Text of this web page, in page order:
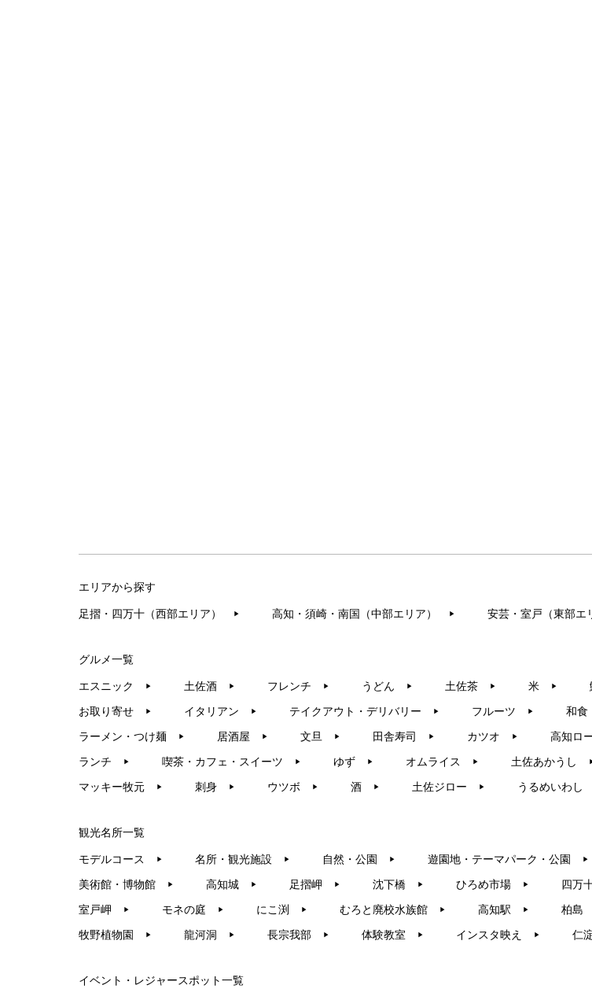
エリアから探す
足摺・四万十（西部エリア） ▶︎ 高知・須崎・南国（中部エリア） ▶︎ 安芸・室戸（東部エ
グルメ一覧
エスニック ▶︎ 土佐酒 ▶︎ フレンチ ▶︎ うどん ▶︎ 土佐茶 ▶︎ 米 ▶︎
お取り寄せ ▶︎ イタリアン ▶︎ テイクアウト・デリバリー ▶︎ フルーツ ▶︎ 和食
ラーメン・つけ麺 ▶︎ 居酒屋 ▶︎ 文旦 ▶︎ 田舎寿司 ▶︎ カツオ ▶︎ 高知ロ
ランチ ▶︎ 喫茶・カフェ・スイーツ ▶︎ ゆず ▶︎ オムライス ▶︎ 土佐あかうし
マッキー牧元 ▶︎ 刺身 ▶︎ ウツボ ▶︎ 酒 ▶︎ 土佐ジロー ▶︎ うるめいわし
観光名所一覧
モデルコース ▶︎ 名所・観光施設 ▶︎ 自然・公園 ▶︎ 遊園地・テーマパーク・公園 ▶︎
美術館・博物館 ▶︎ 高知城 ▶︎ 足摺岬 ▶︎ 沈下橋 ▶︎ ひろめ市場 ▶︎ 四万
室戸岬 ▶︎ モネの庭 ▶︎ にこ渕 ▶︎ むろと廃校水族館 ▶︎ 高知駅 ▶︎ 柏島
牧野植物園 ▶︎ 龍河洞 ▶︎ 長宗我部 ▶︎ 体験教室 ▶︎ インスタ映え ▶︎ 仁
イベント・レジャースポット一覧